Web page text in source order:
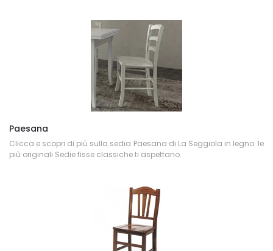
Paesana
Clicca e scopri di più sulla sedia Paesana di La Seggiola in legno: le
più originali Sedie fisse classiche ti aspettano.